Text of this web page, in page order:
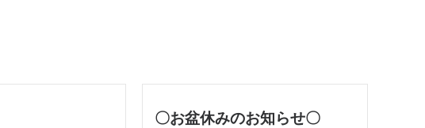
〇お盆休みのお知らせ〇